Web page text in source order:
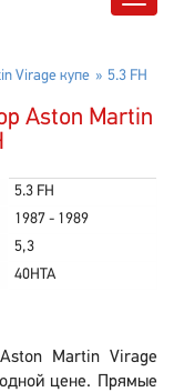
Virage купе 5.3 FH
Aston Martin
5.3 FH
1987 - 1989
5,3
40HTA
Aston Martin Virage
цене. Прямые